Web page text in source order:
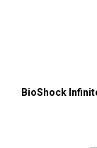
BioShock